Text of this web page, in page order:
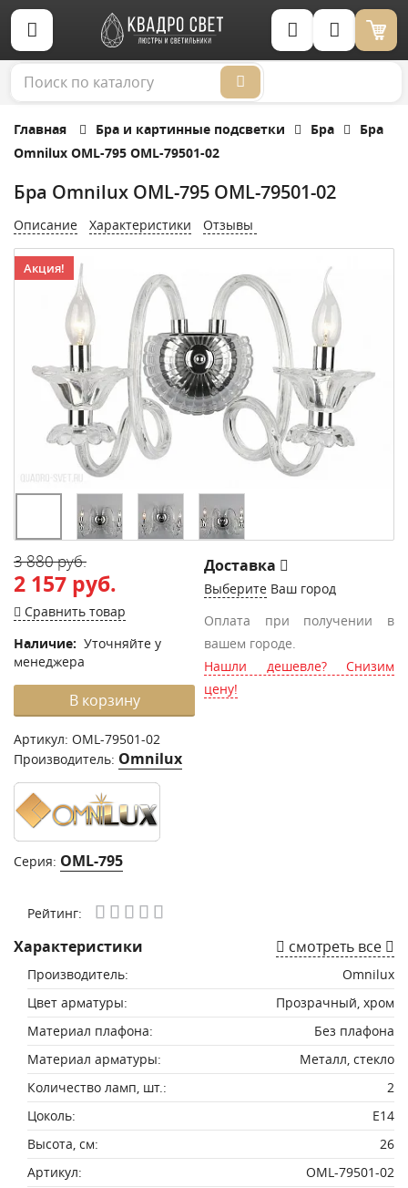
Корзина (0)
Главная Бра и картинные подсветки Бра
Бра
Omnilux OML-795 OML-79501-02
Бра Omnilux OML-795 OML-79501-02
Описание Характеристики Отзывы
Акция!
3 880 руб.
2 157 руб.
Сравнить товар
Наличие: Уточняйте у
менеджера
В корзину
Артикул: OML-79501-02
Производитель: Omnilux
Серия: OML-795
Доставка
Выберите Ваш город
Оплата при получении в
вашем городе.
Нашли дешевле? Снизим
цену!
Рейтинг:
Характеристики смотреть все
Производитель:
Omnilux
Цвет арматуры:
Прозрачный, хром
Материал плафона:
Без плафона
Материал арматуры:
Металл, стекло
Количество ламп, шт.:
2
Цоколь:
E14
Высота, см:
26
Артикул:
OML-79501-02